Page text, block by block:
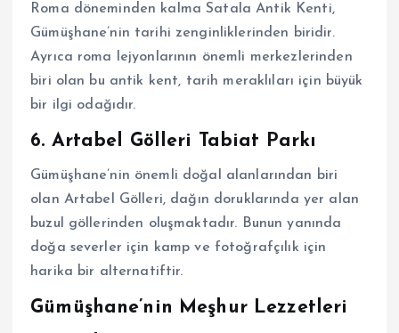
Roma döneminden kalma Satala Antik Kenti,
Gümüşhane’nin tarihi zenginliklerinden biridir.
Ayrıca roma lejyonlarının önemli merkezlerinden
biri olan bu antik kent, tarih meraklıları için büyük
bir ilgi odağıdır.
6. Artabel Gölleri Tabiat Parkı
Gümüşhane’nin önemli doğal alanlarından biri
olan Artabel Gölleri, dağın doruklarında yer alan
buzul göllerinden oluşmaktadır. Bunun yanında
doğa severler için kamp ve fotoğrafçılık için
harika bir alternatiftir.
Gümüşhane’nin Meşhur Lezzetleri